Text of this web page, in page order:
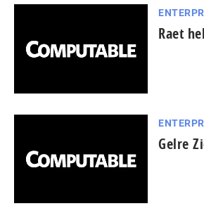
Raet
Gelre